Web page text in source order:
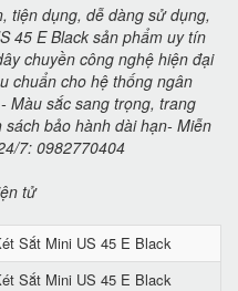
tiện dụng, dễ dàng sử dụng,
45 E Black sản phẩm uy tín
chuyền công nghệ hiện đại
chuẩn cho hệ thống ngân
Màu sắc sang trọng, trang
bảo hành dài hạn- Miễn
7: 0982770404
Sắt Mini US 45 E Black
Sắt Mini US 45 E Black